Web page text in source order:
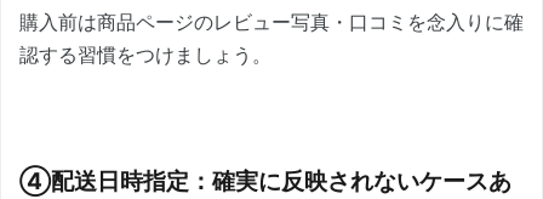
購入前は商品ページのレビュー写真・口コミを念入りに確
認する習慣をつけましょう。
④配送日時指定：確実に反映されないケースあ